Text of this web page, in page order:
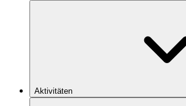
Aktivitäten